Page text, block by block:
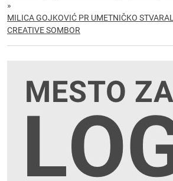
»
MILICA GOJKOVIĆ PR UMETNIČKO
CREATIVE SOMBOR